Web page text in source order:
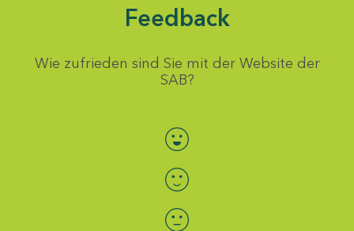
Feedback
Wie zufrieden sind Sie mit der Website der
SAB?
Bewertung auswählen